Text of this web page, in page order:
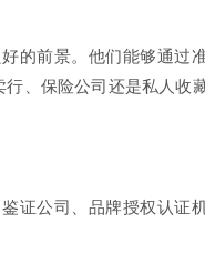
的前景。他们能够通过
、保险公司还是私人收
证公司、品牌授权认证